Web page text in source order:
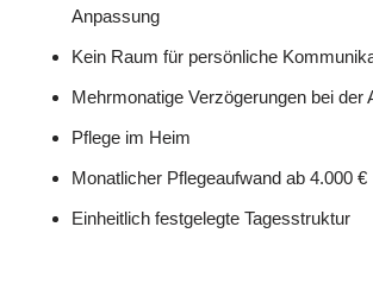
Anpassung
Kein Raum für persönliche
Mehrmonatige Verzögerungen bei der
Pflege im Heim
Monatlicher Pflegeaufwand ab 4.000 €
Einheitlich festgelegte Tagesstruktur